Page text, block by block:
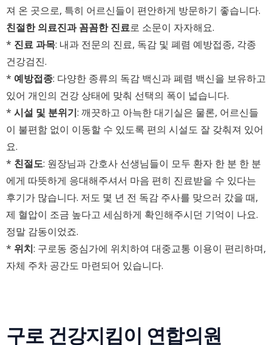
져 온 곳으로, 특히 어르신들이 편안하게 방문하기 좋습니다.
친절한 의료진과 꼼꼼한 진료로 소문이 자자해요.
* 진료 과목: 내과 전문의 진료, 독감 및 폐렴 예방접종, 각종
건강검진.
* 예방접종: 다양한 종류의 독감 백신과 폐렴 백신을 보유하고
있어 개인의 건강 상태에 맞춰 선택의 폭이 넓습니다.
* 시설 및 분위기: 깨끗하고 아늑한 대기실은 물론, 어르신들
이 불편함 없이 이동할 수 있도록 편의 시설도 잘 갖춰져 있어
요.
* 친절도: 원장님과 간호사 선생님들이 모두 환자 한 분 한 분
에게 따뜻하게 응대해주셔서 마음 편히 진료받을 수 있다는
후기가 많습니다. 저도 몇 년 전 독감 주사를 맞으러 갔을 때,
제 혈압이 조금 높다고 세심하게 확인해주시던 기억이 나요.
정말 감동이었죠.
* 위치: 구로동 중심가에 위치하여 대중교통 이용이 편리하며,
자체 주차 공간도 마련되어 있습니다.
구로 건강지킴이 연합의원